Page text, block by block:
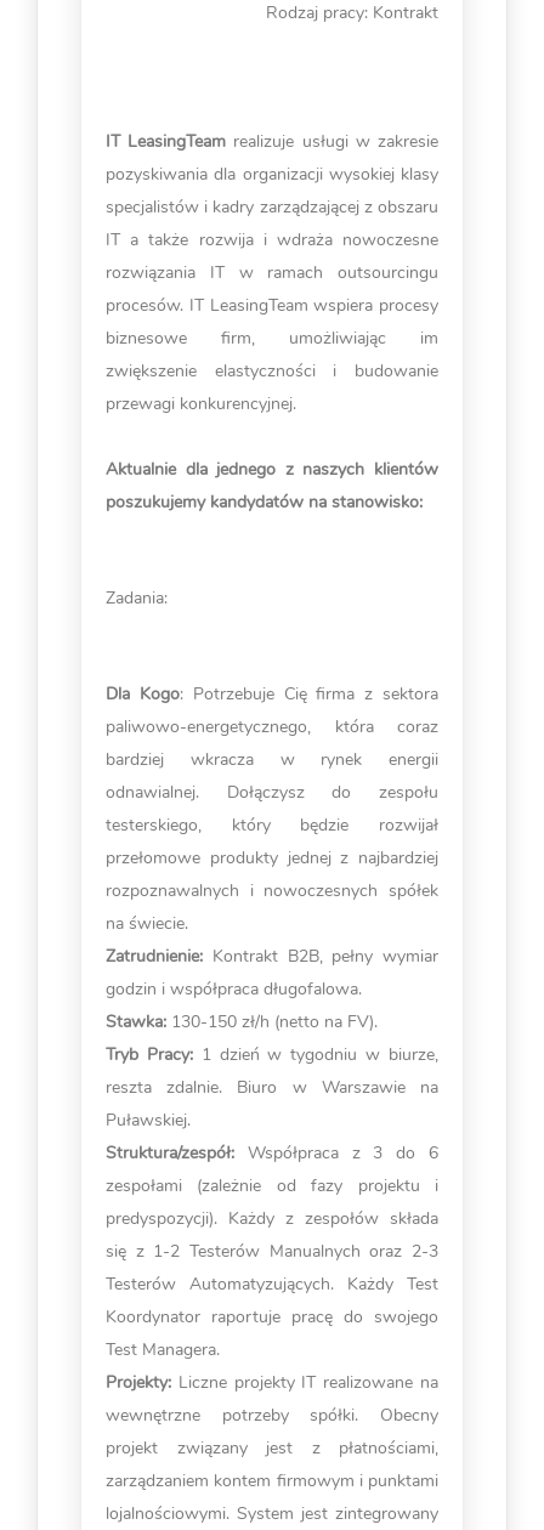
Rodzaj pracy: Kontrakt
IT LeasingTeam realizuje usługi w zakresie
pozyskiwania dla organizacji wysokiej klasy
specjalistów i kadry zarządzającej z obszaru
IT a także rozwija i wdraża nowoczesne
rozwiązania IT w ramach outsourcingu
procesów. IT LeasingTeam wspiera procesy
biznesowe firm, umożliwiając im
zwiększenie elastyczności i budowanie
przewagi konkurencyjnej.
Aktualnie dla jednego z naszych klientów
poszukujemy kandydatów na stanowisko:
Zadania:
Dla Kogo: Potrzebuje Cię firma z sektora
paliwowo-energetycznego, która coraz
bardziej wkracza w rynek energii
odnawialnej. Dołączysz do zespołu
testerskiego, który będzie rozwijał
przełomowe produkty jednej z najbardziej
rozpoznawalnych i nowoczesnych spółek
na świecie.
Zatrudnienie: Kontrakt B2B, pełny wymiar
godzin i współpraca długofalowa.
Stawka: 130-150 zł/h (netto na FV).
Tryb Pracy: 1 dzień w tygodniu w biurze,
reszta zdalnie. Biuro w Warszawie na
Puławskiej.
Struktura/zespół: Współpraca z 3 do 6
zespołami (zależnie od fazy projektu i
predyspozycji). Każdy z zespołów składa
się z 1-2 Testerów Manualnych oraz 2-3
Testerów Automatyzujących. Każdy Test
Koordynator raportuje pracę do swojego
Test Managera.
Projekty: Liczne projekty IT realizowane na
wewnętrzne potrzeby spółki. Obecny
projekt związany jest z płatnościami,
zarządzaniem kontem firmowym i punktami
lojalnościowymi. System jest zintegrowany